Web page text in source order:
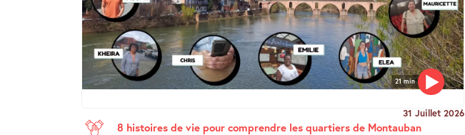
21 min
31 Juillet 2026
8 histoires de vie pour comprendre les quartiers de Montauban